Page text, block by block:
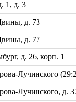
1, д. 3
д. 73
д. 77
д. 26, корп. 1
Лучинского
Лучинского, д.